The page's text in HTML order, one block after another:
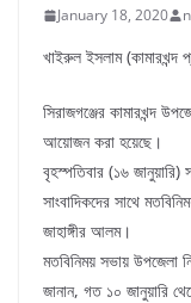
January 18, 2020
খাইরুল ইসলাম (কামারখন্দ
সিরাজগঞ্জের কামারখন্দ
আয়োজন করা হয়েছে।
বৃহস্পতিবার (১৬ জানুয়ারি)
সাংবাদিকদের সাথে
জাহাঙ্গীর আলম।
মতবিনিময় সভায় উপজেলা
জানান, গত ১০ জানুয়ারি